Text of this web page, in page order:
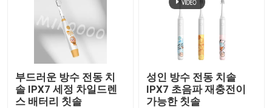
부드러운 방수 전동 치
솔 IPX7 세정 차일드렌
스 배터리 칫솔
성인 방수 전동 치솔
IPX7 초음파 재충전이
가능한 칫솔